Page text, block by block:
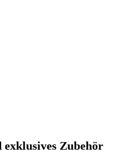
Zubehör